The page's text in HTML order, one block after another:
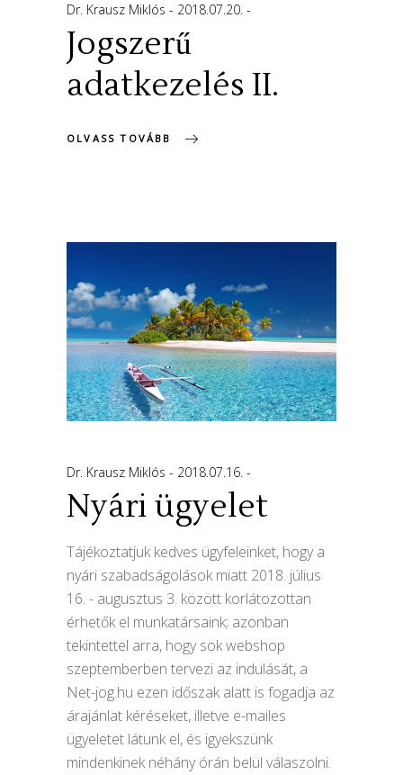
Dr. Krausz Miklós 2018.07.20.
Jogszerű
adatkezelés II.
OLVASS TOVÁBB
Dr. Krausz Miklós 2018.07.16.
Nyári ügyelet
Tájékoztatjuk kedves ügyfeleinket, hogy a
nyári szabadságolások miatt 2018. július
16. - augusztus 3. között korlátozottan
érhetők el munkatársaink; azonban
tekintettel arra, hogy sok webshop
szeptemberben tervezi az indulását, a
Net-jog.hu ezen időszak alatt is fogadja az
árajánlat kéréseket, illetve e-mailes
ügyeletet látunk el, és igyekszünk
mindenkinek néhány órán belül válaszolni.